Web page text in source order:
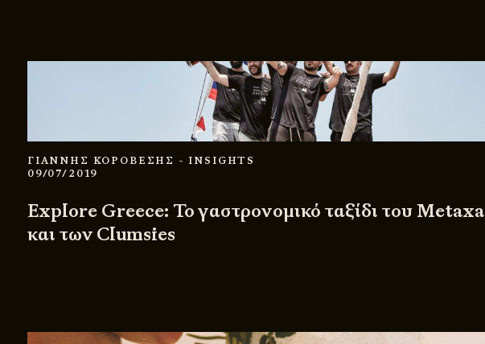
ΓΙΑΝΝΗΣ ΚΟΡΟΒΕΣΗΣ - INSIGHTS
09/07/2019
Explore Greece: Το γαστρονομικό ταξίδι του Metaxa
και των Clumsies